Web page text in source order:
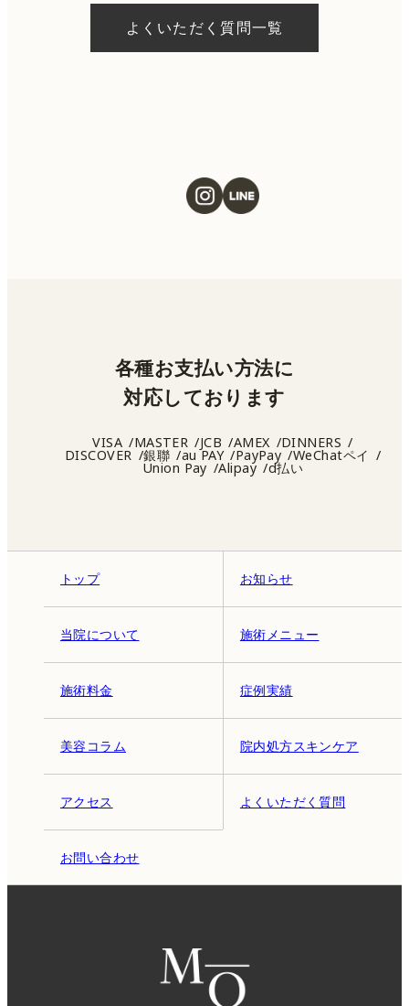
ただける施術もございます。当日の施術をご
希望の場合は、ご予約の際にお気軽にご相談
よくいただく質問一覧
トップ お知らせ
当院について 施術メニュー
施術料金 症例実績
美容コラム 院内処方スキンケア
アクセス よくいただく質問
お問い合わせ
各種お支払い方法に
対応しております
VISA MASTER JCB AMEX DINNERS
DISCOVER 銀聯 au PAY PayPay WeChatペイ
Union Pay Alipay d払い